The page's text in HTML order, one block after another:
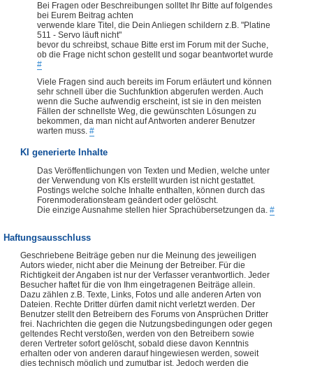
Bei Fragen oder Beschreibungen solltet Ihr Bitte auf folgendes
bei Eurem Beitrag achten
verwende klare Titel, die Dein Anliegen schildern z.B. "Platine
511 - Servo läuft nicht"
bevor du schreibst, schaue Bitte erst im Forum mit der Suche,
ob die Frage nicht schon gestellt und sogar beantwortet wurde
#
Viele Fragen sind auch bereits im Forum erläutert und können
sehr schnell über die Suchfunktion abgerufen werden. Auch
wenn die Suche aufwendig erscheint, ist sie in den meisten
Fällen der schnellste Weg, die gewünschten Lösungen zu
bekommen, da man nicht auf Antworten anderer Benutzer
warten muss. #
KI generierte Inhalte
Das Veröffentlichungen von Texten und Medien, welche unter
der Verwendung von KIs erstellt wurden ist nicht gestattet.
Postings welche solche Inhalte enthalten, können durch das
Forenmoderationsteam geändert oder gelöscht.
Die einzige Ausnahme stellen hier Sprachübersetzungen da. #
Haftungsausschluss
Geschriebene Beiträge geben nur die Meinung des jeweiligen
Autors wieder, nicht aber die Meinung der Betreiber. Für die
Richtigkeit der Angaben ist nur der Verfasser verantwortlich. Jeder
Besucher haftet für die von Ihm eingetragenen Beiträge allein.
Dazu zählen z.B. Texte, Links, Fotos und alle anderen Arten von
Dateien. Rechte Dritter dürfen damit nicht verletzt werden. Der
Benutzer stellt den Betreibern des Forums von Ansprüchen Dritter
frei. Nachrichten die gegen die Nutzungsbedingungen oder gegen
geltendes Recht verstoßen, werden von den Betreibern sowie
deren Vertreter sofort gelöscht, sobald diese davon Kenntnis
erhalten oder von anderen darauf hingewiesen werden, soweit
dies technisch möglich und zumutbar ist. Jedoch werden die